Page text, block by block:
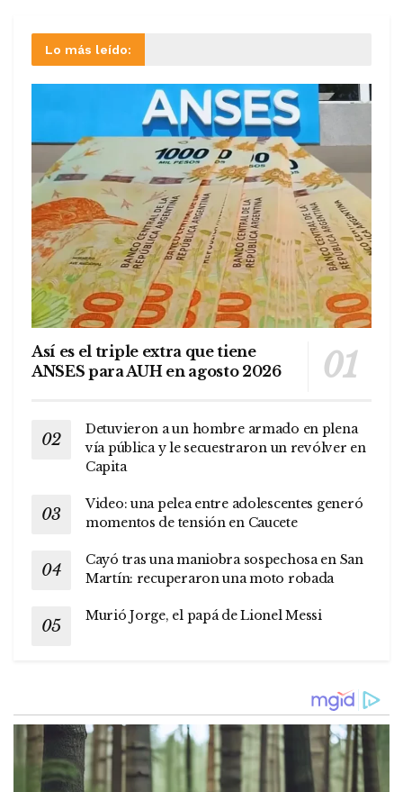
Lo más leído:
Así es el triple extra que tiene
ANSES para AUH en agosto 2026
Detuvieron a un hombre armado en plena
vía pública y le secuestraron un revólver en
Capita
Video: una pelea entre adolescentes generó
momentos de tensión en Caucete
Cayó tras una maniobra sospechosa en San
Martín: recuperaron una moto robada
Murió Jorge, el papá de Lionel Messi